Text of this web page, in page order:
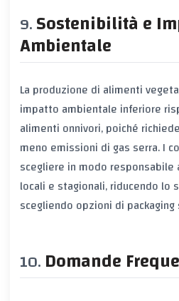
Sostenibilità e
Ambientale
La produzione di alimenti
impatto ambientale inferiore
alimenti onnivori, poiché
meno emissioni di gas serra. I
scegliere in modo
locali e stagionali, riducendo lo
scegliendo opzioni di
Domande